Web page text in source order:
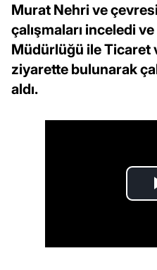
Murat Nehri ve
çalışmaları inceledi
Müdürlüğü ile Ticaret
ziyarette bulunarak
aldı.